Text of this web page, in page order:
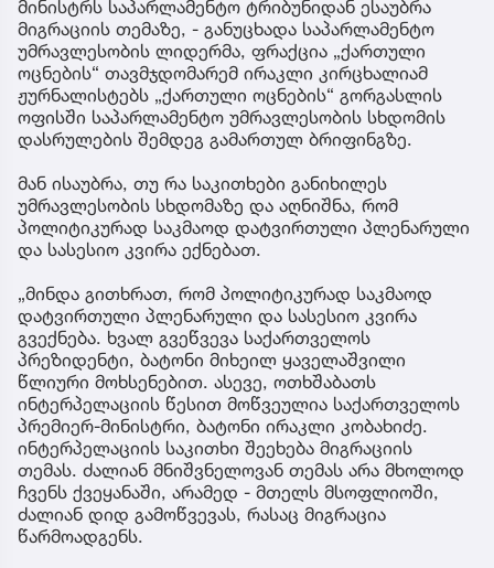
მინისტრს საპარლამენტო ტრიბუნიდან ესაუბრა
მიგრაციის თემაზე, - განუცხადა საპარლამენტო
უმრავლესობის ლიდერმა, ფრაქცია „ქართული
ოცნების“ თავმჯდომარემ ირაკლი კირცხალიამ
ჟურნალისტებს „ქართული ოცნების“ გორგასლის
ოფისში საპარლამენტო უმრავლესობის სხდომის
დასრულების შემდეგ გამართულ ბრიფინგზე.
მან ისაუბრა, თუ რა საკითხები განიხილეს
უმრავლესობის სხდომაზე და აღნიშნა, რომ
პოლიტიკურად საკმაოდ დატვირთული პლენარული
და სასესიო კვირა ექნებათ.
„მინდა გითხრათ, რომ პოლიტიკურად საკმაოდ
დატვირთული პლენარული და სასესიო კვირა
გვექნება. ხვალ გვეწვევა საქართველოს
პრეზიდენტი, ბატონი მიხეილ ყაველაშვილი
წლიური მოხსენებით. ასევე, ოთხშაბათს
ინტერპელაციის წესით მოწვეულია საქართველოს
პრემიერ-მინისტრი, ბატონი ირაკლი კობახიძე.
ინტერპელაციის საკითხი შეეხება მიგრაციის
თემას. ძალიან მნიშვნელოვან თემას არა მხოლოდ
ჩვენს ქვეყანაში, არამედ - მთელს მსოფლიოში,
ძალიან დიდ გამოწვევას, რასაც მიგრაცია
წარმოადგენს.